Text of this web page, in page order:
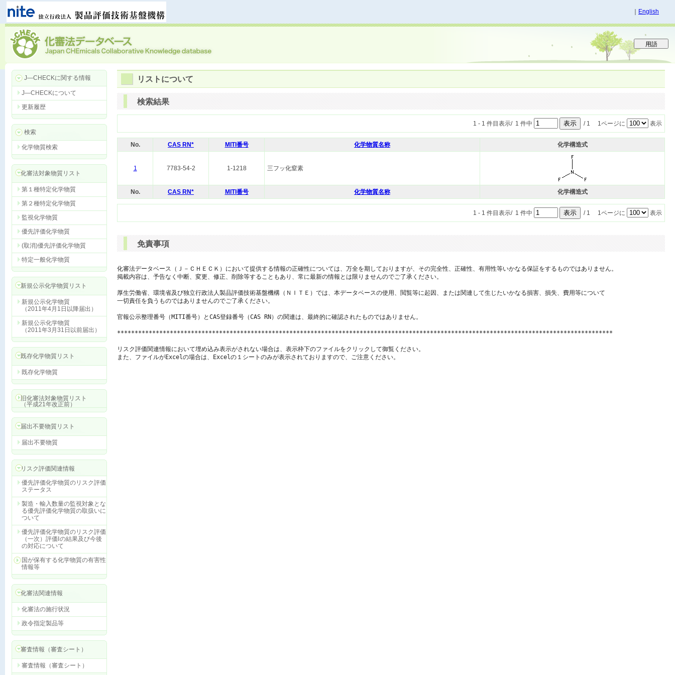
English
J―CHECKに関する情報
J―CHECKについて
更新履歴
検索
化学物質検索
化審法対象物質リスト
第１種特定化学物質
第２種特定化学物質
監視化学物質
優先評価化学物質
(取消)優先評価化学物質
特定一般化学物質
新規公示化学物質リスト
新規公示化学物質
（2011年4月1日以降届出）
新規公示化学物質
（2011年3月31日以前届出）
既存化学物質リスト
既存化学物質
旧化審法対象物質リスト
（平成21年改正前）
届出不要物質リスト
届出不要物質
リスク評価関連情報
優先評価化学物質のリスク評価
ステータス
製造・輸入数量の監視対象とな
る優先評価化学物質の取扱いに
ついて
優先評価化学物質のリスク評価
（一次）評価Ⅰの結果及び今後
の対応について
国が保有する化学物質の有害性
情報等
化審法関連情報
化審法の施行状況
政令指定製品等
審査情報（審査シート）
審査情報（審査シート）
リストについて
検索結果
1 - 1 件目表示/ 1 件中 / 1 1ページに 表示
No. CAS RN* MITI番号 化学物質名称 化学構造式
1 7783-54-2 1-1218 三フッ化窒素
No. CAS RN* MITI番号 化学物質名称 化学構造式
1 - 1 件目表示/ 1 件中 / 1 1ページに 表示
免責事項
化審法データベース（Ｊ－ＣＨＥＣＫ）において提供する情報の正確性については、万全を期しておりますが、その完全性、正確性、有用性等いかなる保証をするものではありません。
掲載内容は、予告なく中断、変更、修正、削除等することもあり、常に最新の情報とは限りませんのでご了承ください。
厚生労働省、環境省及び独立行政法人製品評価技術基盤機構（ＮＩＴＥ）では、本データベースの使用、閲覧等に起因、または関連して生じたいかなる損害、損失、費用等について
一切責任を負うものではありませんのでご了承ください。
官報公示整理番号（MITI番号）とCAS登録番号（CAS RN）の関連は、最終的に確認されたものではありません。
*********************************************************************************************************************************************
リスク評価関連情報において埋め込み表示がされない場合は、表示枠下のファイルをクリックして御覧ください。
また、ファイルがExcelの場合は、Excelの１シートのみが表示されておりますので、ご注意ください。